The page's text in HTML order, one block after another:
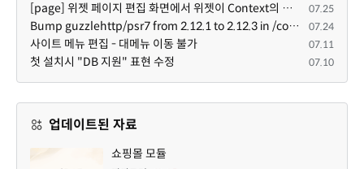
[page] 위젯 페이지 편집 화면에서 위젯이 Context의 module_info를 덮어쓰면 저장이 ERR_ACT_IS_NOT_STANDALONE으로 실패 07.25
Bump guzzlehttp/psr7 from 2.12.1 to 2.12.3 in /common 07.24
사이트 메뉴 편집 - 대메뉴 이동 불가 07.11
첫 설치시 "DB 지원" 표현 수정 07.10
업데이트된 자료
쇼핑몰 모듈